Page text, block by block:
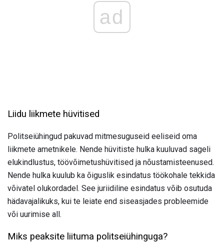
ad
Liidu liikmete hüvitised
Politseiühingud pakuvad mitmesuguseid eeliseid oma
liikmete ametnikele. Nende hüvitiste hulka kuuluvad sageli
elukindlustus, töövõimetushüvitised ja nõustamisteenused.
Nende hulka kuulub ka õiguslik esindatus töökohale tekkida
võivatel olukordadel. See juriidiline esindatus võib osutuda
hädavajalikuks, kui te leiate end siseasjades probleemide
või uurimise all.
Miks peaksite liituma politseiühinguga?